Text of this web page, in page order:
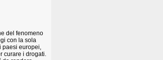
del fenomeno
con la sola
paesi europei,
curare i drogati.